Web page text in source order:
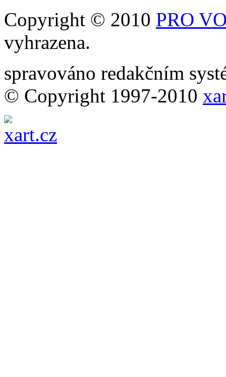
Copyright © 2010 PRO
vyhrazena.
spravováno redakčním
© Copyright 1997-2010